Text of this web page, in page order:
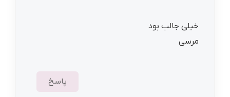
خیلی جالب بود
مرسی
پاسخ